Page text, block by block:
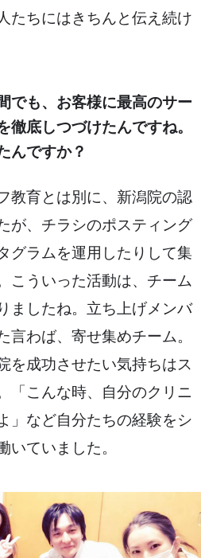
たちにはきちんと伝え続け
でも、お客様に最高のサー
徹底しつづけたんですね。
んですか？
教育とは別に、新潟院の認
が、チラシのポスティング
グラムを運用したりして集
こういった活動は、チーム
ましたね。立ち上げメンバ
言わば、寄せ集めチーム。
を成功させたい気持ちはス
「こんな時、自分のクリニ
」など自分たちの経験をシ
いていました。